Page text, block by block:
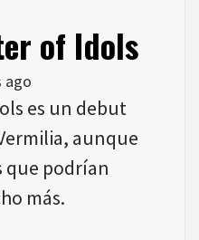
of Idols
ago
es un debut
aunque
que podrían
más.